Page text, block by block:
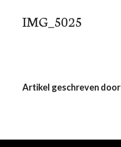
IMG_5025
Artikel geschreven door